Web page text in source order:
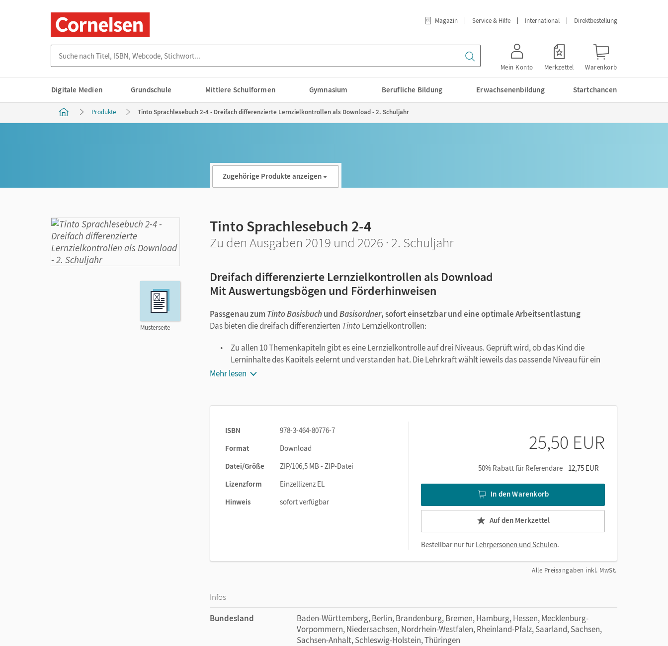
Magazin Service & Hilfe International Direktbestellung
Mein Konto Merkzettel Warenkorb
Digitale Medien Grundschule Mittlere Schulformen Gymnasium Berufliche Bildung Erwachsenenbildung Startchancen
Produkte Tinto Sprachlesebuch 2-4 - Dreifach differenzierte Lernzielkontrollen als Download - 2. Schuljahr
Musterseite
Zugehörige Produkte anzeigen
Tinto Sprachlesebuch 2-4
Zu den Ausgaben 2019 und 2026 · 2. Schuljahr
Dreifach differenzierte Lernzielkontrollen als Download
Mit Auswertungsbögen und Förderhinweisen
Passgenau zumTinto BasisbuchundBasisordner, sofort einsetzbar und eine optimale Arbeitsentlastung
Das bieten die dreifach differenzierten Tinto Lernzielkontrollen:
Zu allen 10 Themenkapiteln gibt es eine Lernzielkontrolle auf drei Niveaus. Geprüft wird, ob das Kind die
Lerninhalte des Kapitels gelernt und verstanden hat. Die Lehrkraft wählt jeweils das passende Niveau für ein
Kind oder für die Lerngruppe aus.
Zweimal pro Halbjahr verfassen die Kinder so eigene Texte.
Eine Formularfunktion hilft bei Bedarf: Als editierbare PDF können die Kinder die Seiten auch am Computer
ausfüllen und der Lehrkraft per E-Mail schicken.
Mehr lesen
ISBN
978-3-464-80776-7
Format
Download
Datei/Größe
ZIP/106,5 MB - ZIP-Datei
Lizenzform
Einzellizenz EL
Hinweis
sofort verfügbar
25,50 EUR
50% Rabatt für Referendare 12,75 EUR
In den Warenkorb
Auf den Merkzettel
Bestellbar nur fürLehrpersonen und Schulen.
Alle Preisangaben inkl. MwSt.
Infos
Bundesland
Baden-Württemberg, Berlin, Brandenburg, Bremen, Hamburg, Hessen, Mecklenburg-
Vorpommern, Niedersachsen, Nordrhein-Westfalen, Rheinland-Pfalz, Saarland, Sachsen,
Sachsen-Anhalt, Schleswig-Holstein, Thüringen